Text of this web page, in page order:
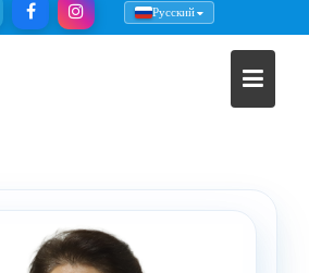
Русский